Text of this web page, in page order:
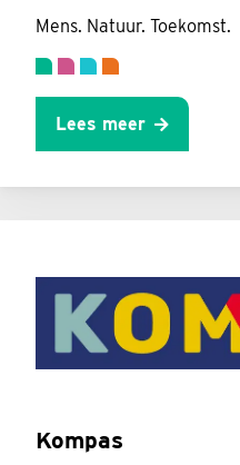
Mens. Natuur. Toekomst.
Lees meer
Kompas